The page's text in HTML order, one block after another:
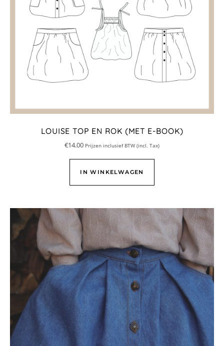
LOUISE TOP EN ROK (MET E-BOOK)
€14.00 Prijzen inclusief BTW (incl. Tax)
IN WINKELWAGEN